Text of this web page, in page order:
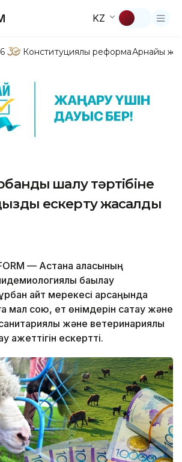
KZ
Конституциялық реформаАрнайы
шалу тәртібіне
ескерту жасалды
— Астана қаласының
бақылау
айт мерекесі қарсаңында
мал сою, ет өнімдерін сақтау және
және ветеринариялық
қажеттігін ескертті.